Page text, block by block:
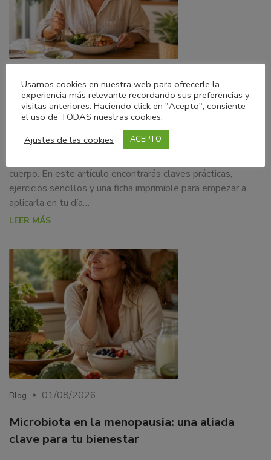
Alimentación consciente para la ansiedad
La alimentación consciente es una herramienta basada en la
evidencia que puede ayudarte a regular la ansiedad, mejorar
cuerpo. En este artículo encontrarás claves prácticas,
ejercicios sencillos y una ficha imprimible para empezar a
aplicarla en tu día…
LEER MÁS
Blog 01/08/2026
Microbiota en la menopausia: una aliada
clave para tu bienestar
Usamos cookies en nuestra web para ofrecerle la
experiencia más relevante recordando sus preferencias y
visitas anteriores. Haciendo click en "Acepto", consiente
el uso de TODAS nuestras cookies.
Ajustes de las cookies
ACEPTO